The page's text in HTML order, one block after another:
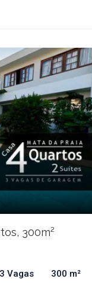
300m²
3 Vagas 300 m²